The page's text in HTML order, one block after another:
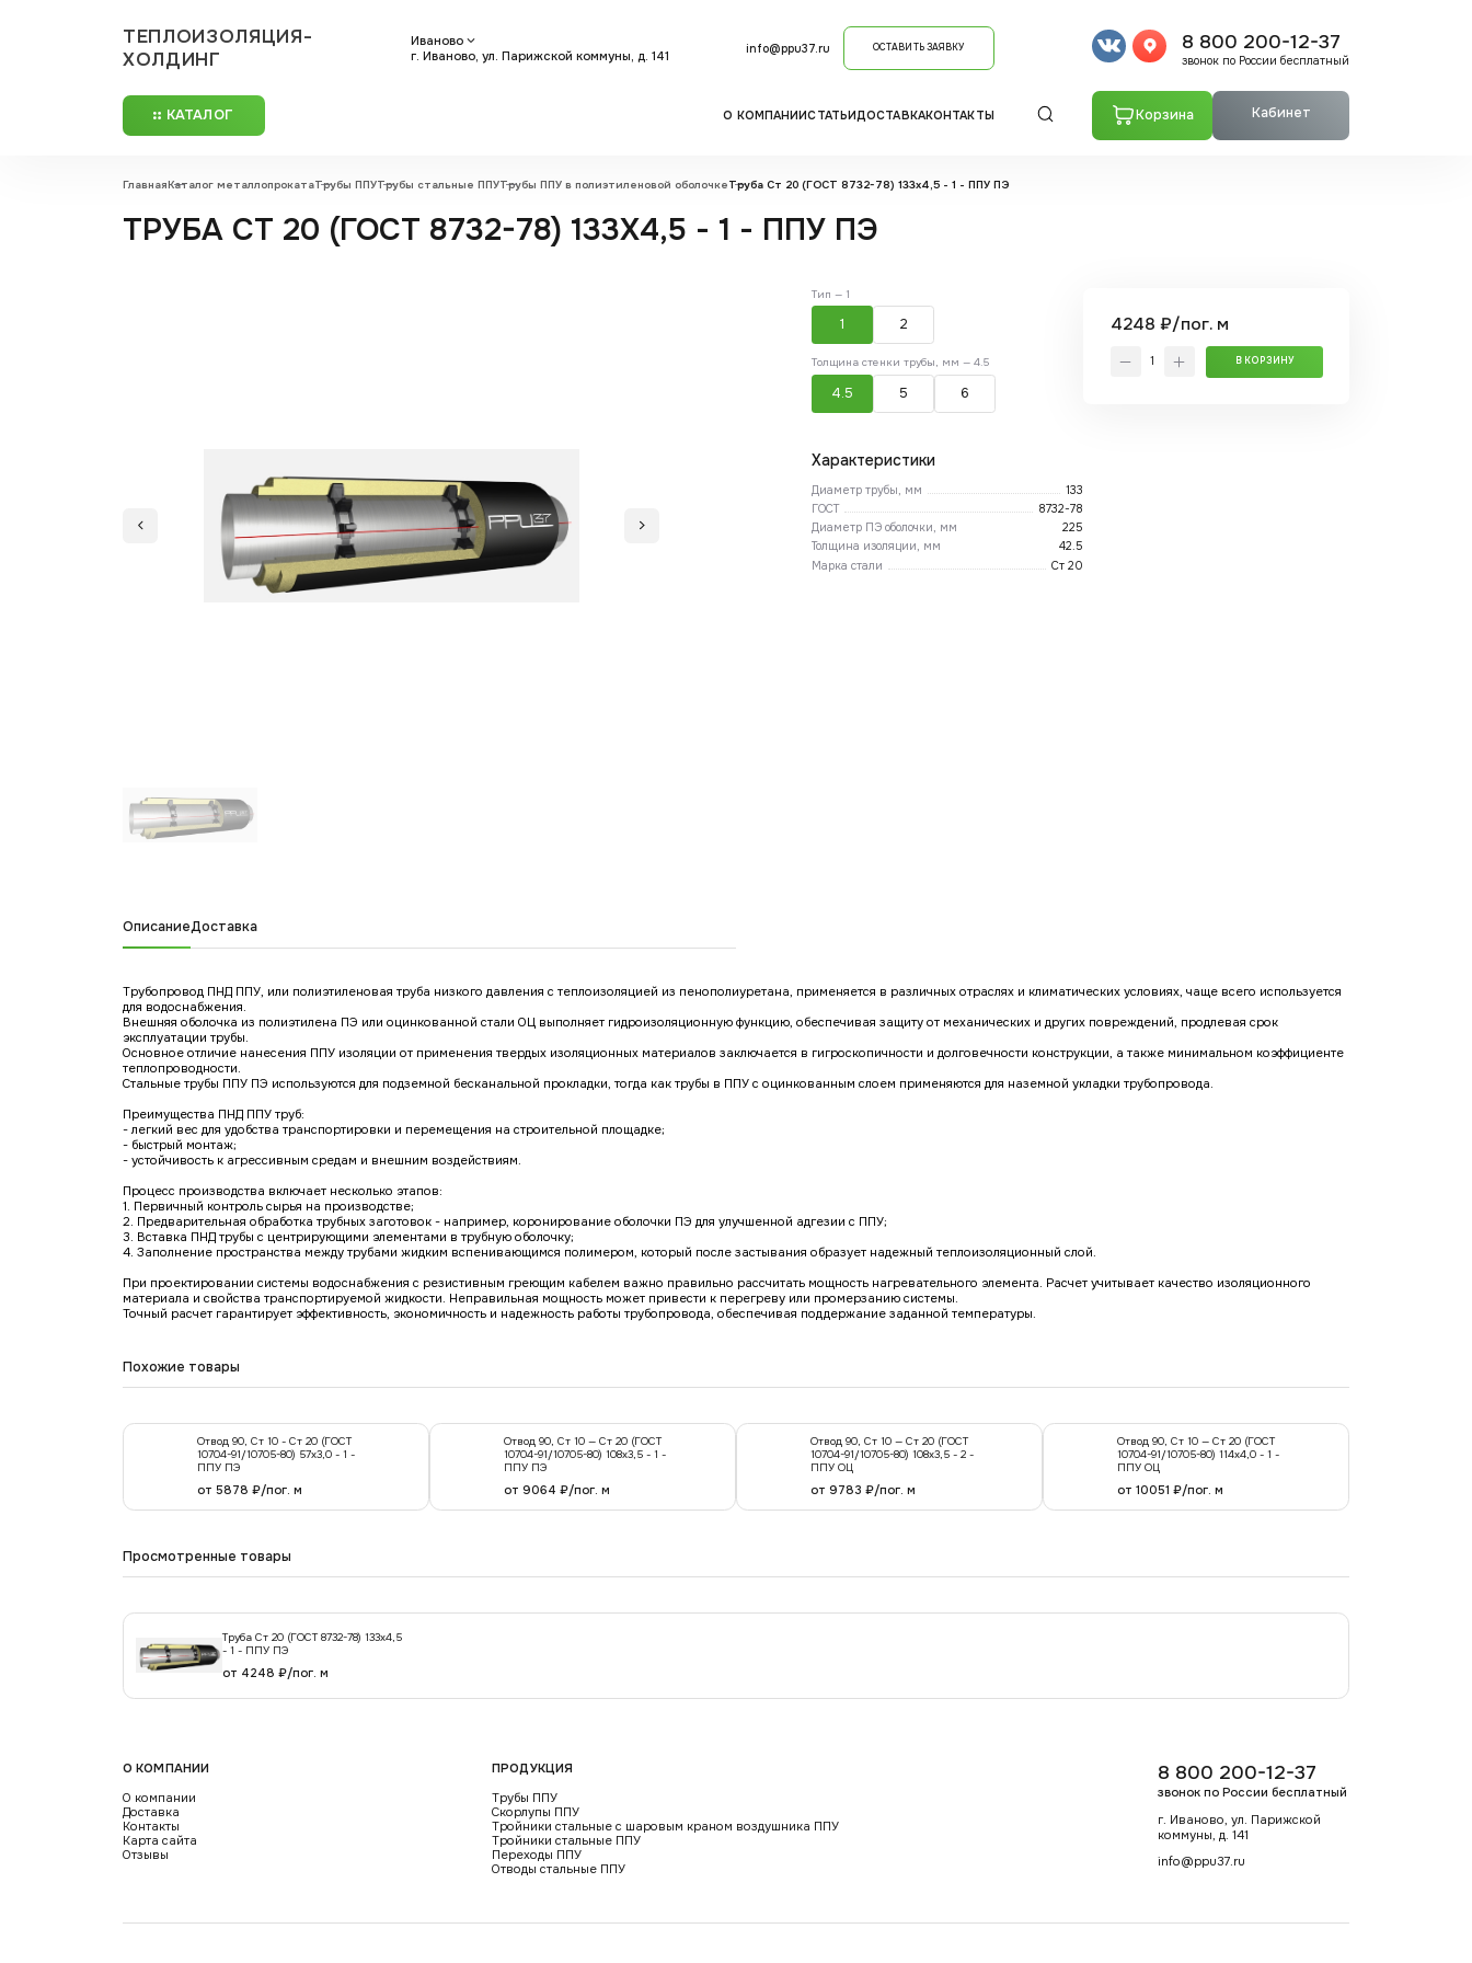
ТЕПЛОИЗОЛЯЦИЯ-
ХОЛДИНГ
Иваново
г. Иваново, ул. Парижской коммуны, д. 141
info@ppu37.ru ОСТАВИТЬ ЗАЯВКУ 8 800 200-12-37
звонок по России бесплатный
КАТАЛОГ О КОМПАНИИСТАТЬИДОСТАВКАКОНТАКТЫ Корзина Кабинет
ГлавнаяКаталог металлопрокатаТрубы ППУТрубы стальные ППУТрубы ППУ в полиэтиленовой оболочкеТруба Ст 20 (ГОСТ 8732-78) 133x4,5 - 1 - ППУ ПЭ
ТРУБА СТ 20 (ГОСТ 8732-78) 133X4,5 - 1 - ППУ ПЭ
Тип — 1
1 2
Толщина стенки трубы, мм — 4.5
4.5 5 6
Характеристики
Диаметр трубы, мм
133
ГОСТ
8732-78
Диаметр ПЭ оболочки, мм
225
Толщина изоляции, мм
42.5
Марка стали
Ст 20
4248 ₽/пог. м
В КОРЗИНУ
ОписаниеДоставка
Трубопровод ПНД ППУ, или полиэтиленовая труба низкого давления с теплоизоляцией из пенополиуретана, применяется в различных отраслях и климатических условиях, чаще всего используется
для водоснабжения.
Внешняя оболочка из полиэтилена ПЭ или оцинкованной стали ОЦ выполняет гидроизоляционную функцию, обеспечивая защиту от механических и других повреждений, продлевая срок
эксплуатации трубы.
Основное отличие нанесения ППУ изоляции от применения твердых изоляционных материалов заключается в гигроскопичности и долговечности конструкции, а также минимальном коэффициенте
теплопроводности.
Стальные трубы ППУ ПЭ используются для подземной бесканальной прокладки, тогда как трубы в ППУ с оцинкованным слоем применяются для наземной укладки трубопровода.
Преимущества ПНД ППУ труб:
- легкий вес для удобства транспортировки и перемещения на строительной площадке;
- быстрый монтаж;
- устойчивость к агрессивным средам и внешним воздействиям.
Процесс производства включает несколько этапов:
1. Первичный контроль сырья на производстве;
2. Предварительная обработка трубных заготовок - например, коронирование оболочки ПЭ для улучшенной адгезии с ППУ;
3. Вставка ПНД трубы с центрирующими элементами в трубную оболочку;
4. Заполнение пространства между трубами жидким вспенивающимся полимером, который после застывания образует надежный теплоизоляционный слой.
При проектировании системы водоснабжения с резистивным греющим кабелем важно правильно рассчитать мощность нагревательного элемента. Расчет учитывает качество изоляционного
материала и свойства транспортируемой жидкости. Неправильная мощность может привести к перегреву или промерзанию системы.
Точный расчет гарантирует эффективность, экономичность и надежность работы трубопровода, обеспечивая поддержание заданной температуры.
Похожие товары
Отвод 90, Ст 10 - Ст 20 (ГОСТ
10704-91/10705-80) 57х3,0 - 1 -
ППУ ПЭ
от 5878 ₽/пог. м
Отвод 90, Ст 10 — Ст 20 (ГОСТ
10704-91/10705-80) 108x3,5 - 1 -
ППУ ПЭ
от 9064 ₽/пог. м
Отвод 90, Ст 10 — Ст 20 (ГОСТ
10704-91/10705-80) 108x3,5 - 2 -
ППУ ОЦ
от 9783 ₽/пог. м
Отвод 90, Ст 10 — Ст 20 (ГОСТ
10704-91/10705-80) 114x4,0 - 1 -
ППУ ОЦ
от 10051 ₽/пог. м
Просмотренные товары
Труба Ст 20 (ГОСТ 8732-78) 133x4,5
- 1 - ППУ ПЭ
от 4248 ₽/пог. м
О КОМПАНИИ
О компании
Доставка
Контакты
Карта сайта
Отзывы
ПРОДУКЦИЯ
Трубы ППУ
Скорлупы ППУ
Тройники стальные с шаровым краном воздушника ППУ
Тройники стальные ППУ
Переходы ППУ
Отводы стальные ППУ
8 800 200-12-37
звонок по России бесплатный
г. Иваново, ул. Парижской
коммуны, д. 141
info@ppu37.ru